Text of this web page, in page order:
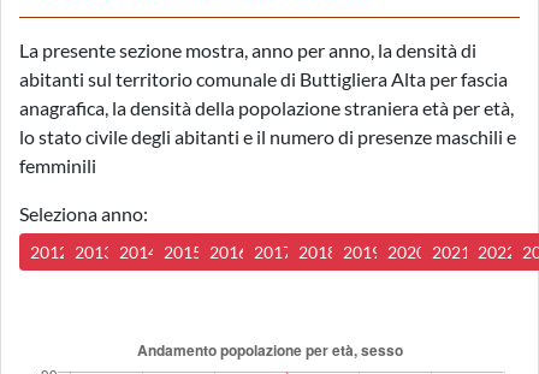
La presente sezione mostra, anno per anno, la densità di
abitanti sul territorio comunale di Buttigliera Alta per fascia
anagrafica, la densità della popolazione straniera età per età,
lo stato civile degli abitanti e il numero di presenze maschili e
femminili
Seleziona anno:
2012 2013 2014 2015 2016 2017 2018 2019 2020 2021 2022